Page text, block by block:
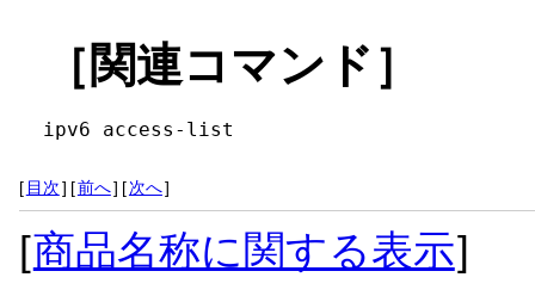
［関連コマンド］
ipv6 access-list
[ 目次] [前へ] [次へ]
[商品名称に関する表示]